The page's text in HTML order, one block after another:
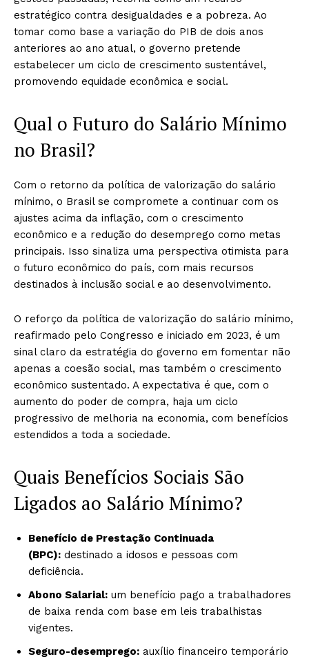
estratégico contra desigualdades e a pobreza. Ao
tomar como base a variação do PIB de dois anos
anteriores ao ano atual, o governo pretende
estabelecer um ciclo de crescimento sustentável,
promovendo equidade econômica e social.
Qual o Futuro do Salário Mínimo
no Brasil?
Com o retorno da política de valorização do salário
mínimo, o Brasil se compromete a continuar com os
ajustes acima da inflação, com o crescimento
econômico e a redução do desemprego como metas
principais. Isso sinaliza uma perspectiva otimista para
o futuro econômico do país, com mais recursos
destinados à inclusão social e ao desenvolvimento.
O reforço da política de valorização do salário mínimo,
reafirmado pelo Congresso e iniciado em 2023, é um
sinal claro da estratégia do governo em fomentar não
apenas a coesão social, mas também o crescimento
econômico sustentado. A expectativa é que, com o
aumento do poder de compra, haja um ciclo
progressivo de melhoria na economia, com benefícios
estendidos a toda a sociedade.
Quais Benefícios Sociais São
Ligados ao Salário Mínimo?
Benefício de Prestação Continuada
(BPC): destinado a idosos e pessoas com
deficiência.
Abono Salarial: um benefício pago a trabalhadores
de baixa renda com base em leis trabalhistas
vigentes.
Seguro-desemprego: auxílio financeiro temporário